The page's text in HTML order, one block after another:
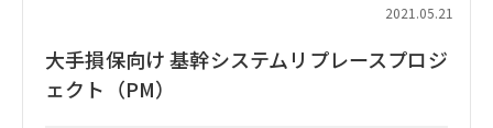
2021.05.21
大手損保向け 基幹システムリプレースプロジ
ェクト（PM）